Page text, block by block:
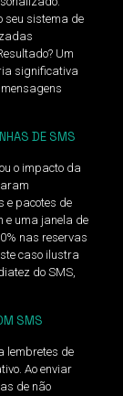
seu sistema de
Um
significativa
DE SMS
o impacto da
e pacotes de
e uma janela de
nas reservas
caso ilustra
do SMS,
SMS
lembretes de
Ao enviar
de não